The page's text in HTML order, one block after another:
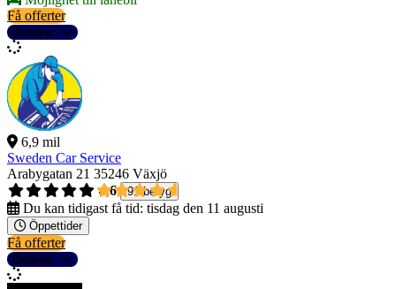
Få offerter
Detaljer
6,9 mil
Sweden Car Service
Arabygatan 21 35246 Växjö
4,6
91 betyg
Du kan tidigast få tid: tisdag den 11 augusti
Öppettider
Få offerter
Detaljer